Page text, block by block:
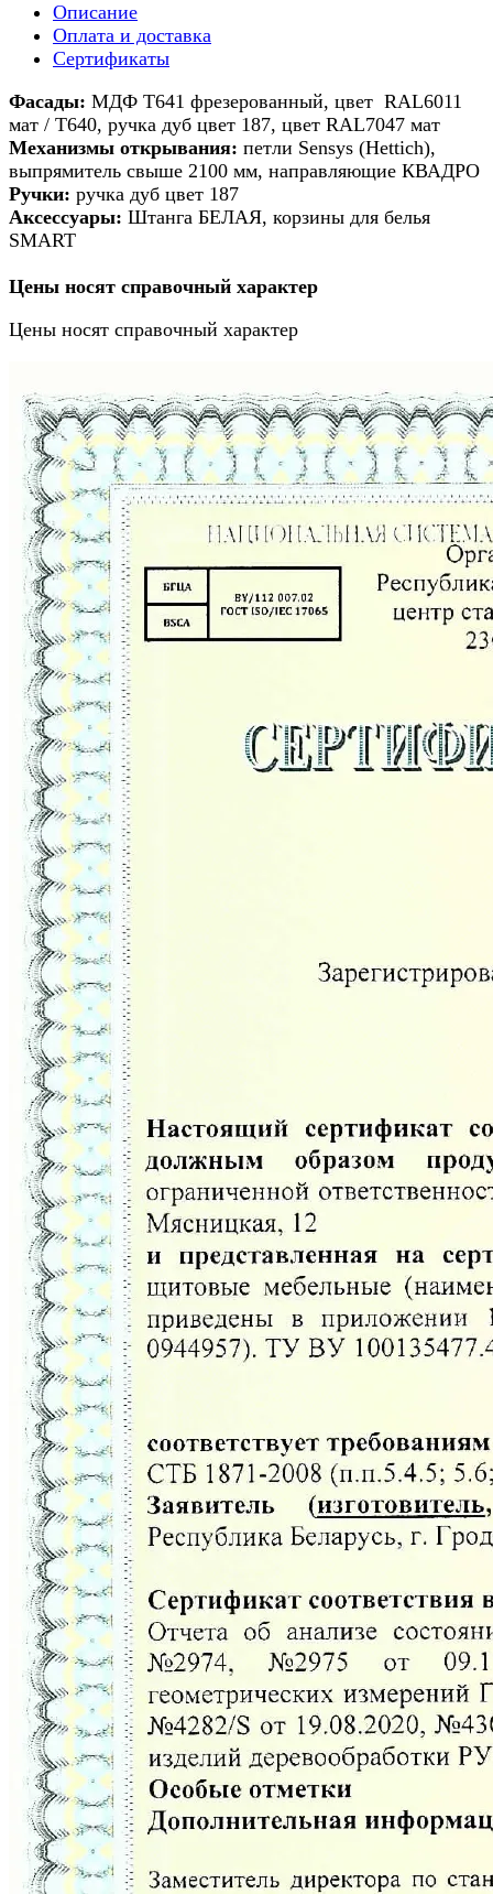
Описание
Оплата и доставка
Сертификаты
Фасады: МДФ Т641 фрезерованный, цвет RAL6011
мат / Т640, ручка дуб цвет 187, цвет RAL7047 мат
Механизмы открывания: петли Sensys (Hettich),
выпрямитель свыше 2100 мм, направляющие КВАДРО
Ручки: ручка дуб цвет 187
Аксессуары: Штанга БЕЛАЯ, корзины для белья
SMART
Цены носят справочный характер
Цены носят справочный характер